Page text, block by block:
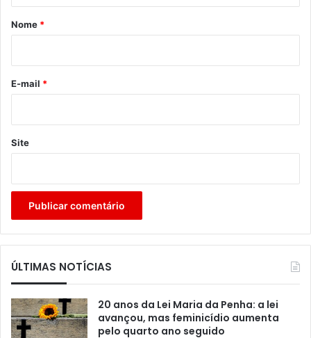
r
*
Nome *
E-mail *
Site
ÚLTIMAS NOTÍCIAS
20 anos da Lei Maria da Penha: a lei
avançou, mas feminicídio aumenta
pelo quarto ano seguido